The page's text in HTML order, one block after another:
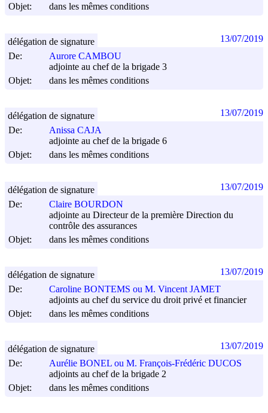
Objet:
dans les mêmes conditions
De:
Aurore CAMBOU
adjointe au chef de la brigade 3
Objet:
dans les mêmes conditions
délégation de signature 13/07/2019
De:
Anissa CAJA
adjointe au chef de la brigade 6
Objet:
dans les mêmes conditions
délégation de signature 13/07/2019
De:
Claire BOURDON
adjointe au Directeur de la première Direction du
contrôle des assurances
Objet:
dans les mêmes conditions
délégation de signature 13/07/2019
De:
Caroline BONTEMS ou M. Vincent JAMET
adjoints au chef du service du droit privé et financier
Objet:
dans les mêmes conditions
délégation de signature 13/07/2019
De:
Aurélie BONEL ou M. François-Frédéric DUCOS
adjoints au chef de la brigade 2
Objet:
dans les mêmes conditions
délégation de signature 13/07/2019